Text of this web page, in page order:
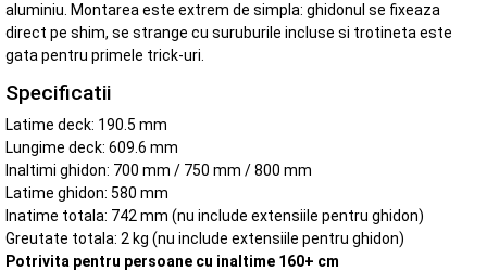
aluminiu. Montarea este extrem de simpla: ghidonul se fixeaza
direct pe shim, se strange cu suruburile incluse si trotineta este
gata pentru primele trick-uri.
Specificatii
Latime deck: 190.5 mm
Lungime deck: 609.6 mm
Inaltimi ghidon: 700 mm / 750 mm / 800 mm
Latime ghidon: 580 mm
Inatime totala: 742 mm (nu include extensiile pentru ghidon)
Greutate totala: 2 kg (nu include extensiile pentru ghidon)
Potrivita pentru persoane cu inaltime 160+ cm